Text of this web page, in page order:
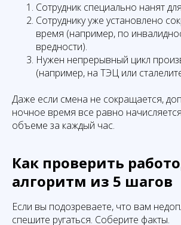
Сотрудник специально нанят
Сотруднику уже установлено
время (например, по
вредности).
Нужен непрерывный цикл
(например, на ТЭЦ или
Даже если смена не сокращается,
ночное время все равно
объеме за каждый час.
Как проверить
алгоритм из 5 шагов
Если вы подозреваете, что вам
спешите ругаться. Соберите факты.